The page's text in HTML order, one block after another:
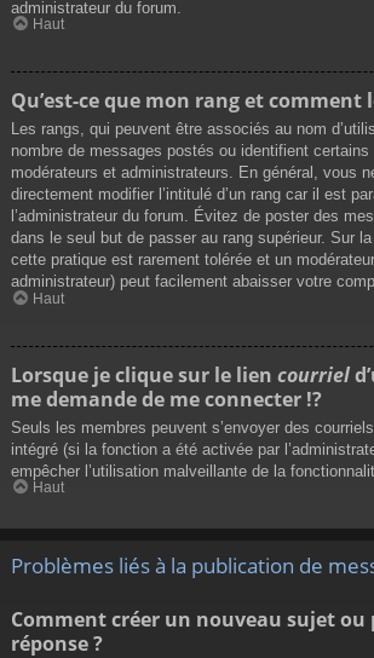
administrateur du forum.
Haut
Qu’est-ce que mon rang et comment
Les rangs, qui peuvent être associés au nom
nombre de messages postés ou identifient
modérateurs et administrateurs. En général, vous
directement modifier l’intitulé d’un rang car il est
l’administrateur du forum. Évitez de poster des
dans le seul but de passer au rang supérieur. Sur
cette pratique est rarement tolérée et un
administrateur) peut facilement abaisser votre
Haut
Lorsque je clique sur le lien courriel
me demande de me connecter !?
Seuls les membres peuvent s’envoyer des
intégré (si la fonction a été activée par
empêcher l’utilisation malveillante de la
Haut
Problèmes liés à la publication de
Comment créer un nouveau sujet ou
réponse ?